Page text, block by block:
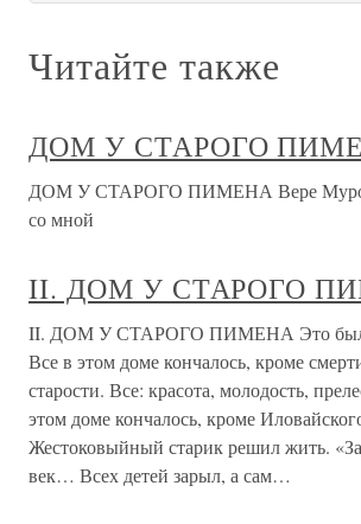
Читайте также
ДОМ У СТАРОГО
ДОМ У СТАРОГО ПИМЕНА Вере
со мной
II. ДОМ У СТАРОГО
II. ДОМ У СТАРОГО ПИМЕНА Это был
Все в этом доме кончалось, кроме
старости. Все: красота, молодость,
этом доме кончалось, кроме
Жестоковыйный старик решил жить.
век… Всех детей зарыл, а сам…